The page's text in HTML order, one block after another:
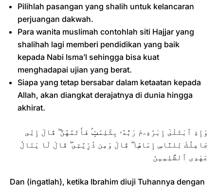
Pilihlah pasangan yang shalih untuk kelancaran
perjuangan dakwah.
Para wanita muslimah contohlah siti Hajjar yang
shalihah lagi memberi pendidikan yang baik
kepada Nabi Isma’l sehingga bisa kuat
menghadapai ujian yang berat.
Siapa yang tetap bersabar dalam ketaatan kepada
Allah, akan diangkat derajatnya di dunia hingga
akhirat.
وَإِذِ ٱبْتَلَىٰٓ إِبْرَٰهِۦمَ رَبُّهُۥ بِكَلِمَٰتٍۢ فَأَتَمَّهُنَّ ۖ قَالَ إِنِّى
جَاعِلُكَ لِلنَّاسِ إِمَامًۭا ۖ قَالَ وَمِن ذُرِّيَّتِى ۖ قَالَ لَا يَنَالُ
عَهْدِى ٱلظَّٰلِمِينَ
Dan (ingatlah), ketika Ibrahim diuji Tuhannya dengan